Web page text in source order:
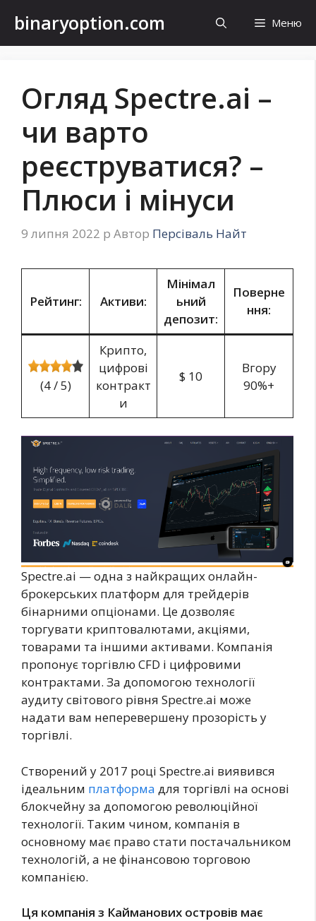
контенту
binaryoption.com Меню
Огляд Spectre.ai –
чи варто
реєструватися? –
Плюси і мінуси
9 липня 2022 р Автор Персіваль Найт
Рейтинг: Активи:
Мінімал
ьний
депозит:
Поверне
ння:
(4 / 5)
Крипто,
цифрові
контракт
и
$ 10
Вгору
90%+
Spectre.ai — одна з найкращих онлайн-
брокерських платформ для трейдерів
бінарними опціонами. Це дозволяє
торгувати криптовалютами, акціями,
товарами та іншими активами. Компанія
пропонує торгівлю CFD і цифровими
контрактами. За допомогою технології
аудиту світового рівня Spectre.ai може
надати вам неперевершену прозорість у
торгівлі.
Створений у 2017 році Spectre.ai виявився
ідеальним платформа для торгівлі на основі
блокчейну за допомогою революційної
технології. Таким чином, компанія в
основному має право стати постачальником
технологій, а не фінансовою торговою
компанією.
Ця компанія з Кайманових островів має